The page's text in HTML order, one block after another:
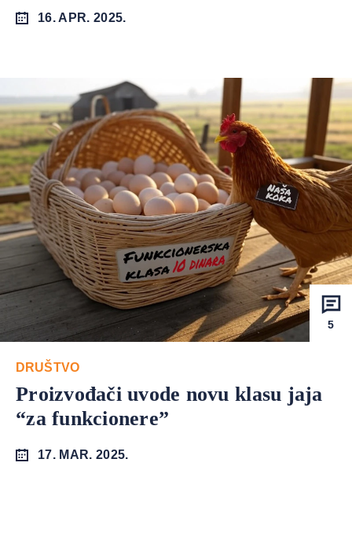
16. APR. 2025.
5
DRUŠTVO
Proizvođači uvode novu klasu jaja
“za funkcionere”
17. MAR. 2025.